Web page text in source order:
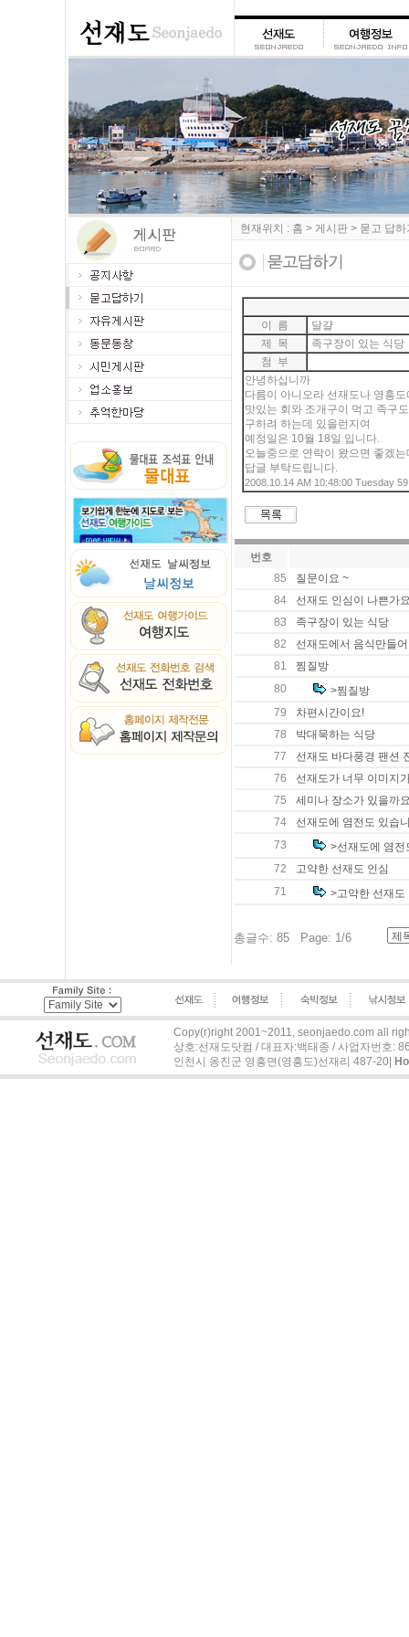
현재위치 : 홈 > 게시판 > 묻고 답하
이 름
달걀
제 목
족구장이 있는 식당
첨 부
안녕하십니까
다름이 아니오라 선재도나 영흥
맛있는 회와 조개구이 먹고 족구
구하려 하는데 있을런지여
예정일은 10월 18일 입니다.
오늘중으로 연락이 왔으면 좋겠는
답글 부탁드립니다.
2008.10.14 AM 10:48:00 Tuesday
번호
85
질문이요 ~
84
선재도 인심이 나쁜가
83
족구장이 있는 식당
82
선재도에서 음식만들
81
찜질방
80
>찜질방
79
차편시간이요!
78
박대묵하는 식당
77
선재도 바다풍경 팬션
76
선재도가 너무 이미지
75
세미나 장소가 있을까
74
선재도에 염전도 있습
73
>선재도에 염전
72
고약한 선재도 인심
71
>고약한 선재도
총글수: 85 Page: 1/6
Copy(r)right 2001~2011, seonjaedo.com all
상호:선재도닷컴 / 대표자:백태종 / 사업자번호:
인천시 옹진군 영흥면(영흥도)선재리 487-20|